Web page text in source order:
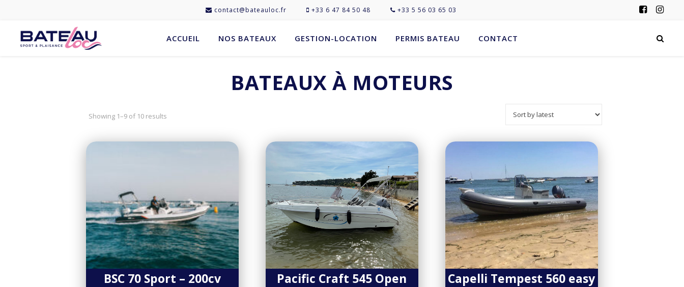
contact@bateauloc.fr +33 6 47 84 50 48 +33 5 56 03 65 03
ACCUEIL NOS BATEAUX GESTION-LOCATION PERMIS BATEAU CONTACT
BATEAUX À MOTEURS
Showing 1–9 of 10 results
BSC 70 Sport – 200cv Pacific Craft 545 Open Capelli Tempest 560 easy